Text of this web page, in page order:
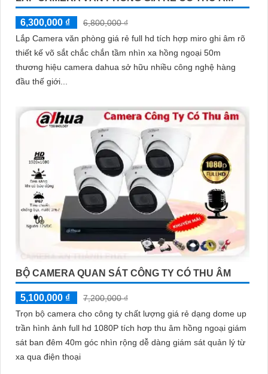
6,300,000 ₫
6,800,000 ₫
Lắp Camera văn phòng giá rẻ full hd tích hợp miro ghi âm rõ
thiết kế võ sắt chắc chắn tầm nhìn xa hồng ngoại 50m
thương hiệu camera dahua sở hữu nhiều công nghệ hàng
đầu thế giới...
BỘ CAMERA QUAN SÁT CÔNG TY CÓ THU ÂM
5,100,000 ₫
7,200,000 ₫
Trọn bộ camera cho công ty chất lượng giá rẻ dạng dome up
trần hình ảnh full hd 1080P tích hơp thu âm hồng ngoại giám
sát ban đêm 40m góc nhìn rộng dễ dàng giám sát quản lý từ
xa qua điện thoại